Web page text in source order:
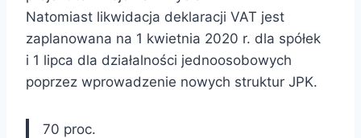
Natomiast likwidacja deklaracji VAT jest
zaplanowana na 1 kwietnia 2020 r. dla spółek
i 1 lipca dla działalności jednoosobowych
poprzez wprowadzenie nowych struktur JPK.
70 proc.